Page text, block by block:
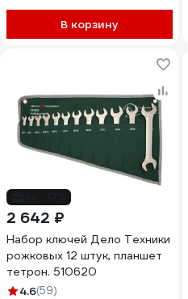
В корзину
2 642 ₽
Набор ключей Дело Техники
рожковых 12 штук, планшет
тетрон. 510620
4.6(59)